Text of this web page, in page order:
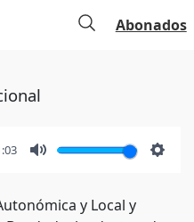
Abonados
y Local y